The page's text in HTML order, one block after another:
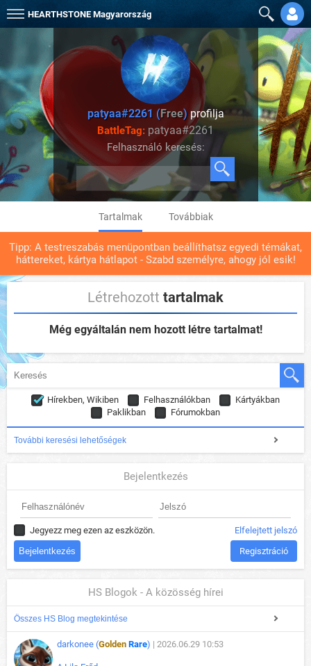
HEARTHSTONE Magyarország
patyaa#2261 (Free)profilja
BattleTag: patyaa#2261
Felhasználó keresés:
Tartalmak Továbbiak
Tipp: A testreszabás menüpontban beállíthatsz egyedi témákat,
háttereket, kártya hátlapot - Szabd személyre, ahogy jól esik!
Létrehozott tartalmak
Még egyáltalán nem hozott létre tartalmat!
Hírekben, Wikiben Felhasználókban
Kártyákban
Paklikban
Fórumokban
További keresési lehetőségek
Bejelentkezés
Jegyezz meg ezen az eszközön. Elfelejtett jelszó
Regisztráció
HS Blogok - A közösség hírei
Összes HS Blog megtekintése
darkonee (Golden Rare) | 2026.06.29 10:53